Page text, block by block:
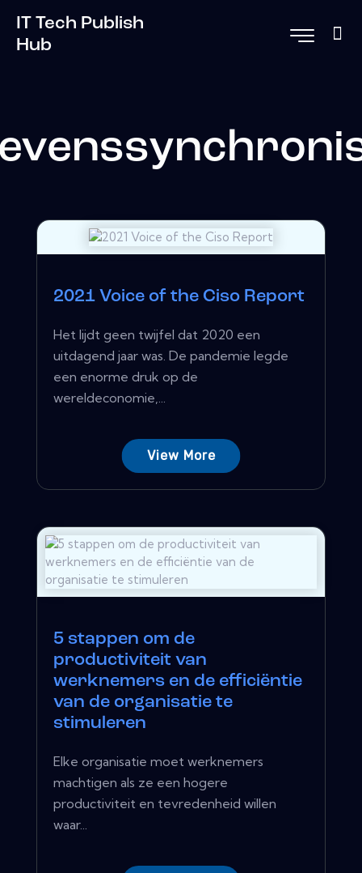
IT Tech Publish
Hub
2021 Voice of the Ciso Report
Het lijdt geen twijfel dat 2020 een
uitdagend jaar was. De pandemie legde
een enorme druk op de
wereldeconomie,...
View More
5 stappen om de
productiviteit van
werknemers en de efficiëntie
van de organisatie te
stimuleren
Elke organisatie moet werknemers
machtigen als ze een hogere
productiviteit en tevredenheid willen
waar...